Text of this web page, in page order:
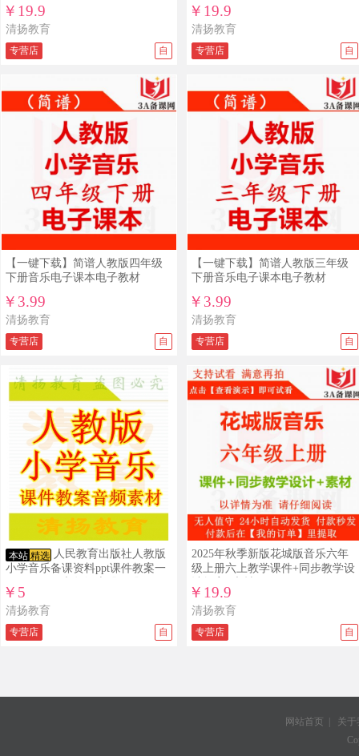
￥19.9
清扬教育
专营店 自
￥19.9
清扬教育
专营店 自
【一键下载】简谱人教版四年级
下册音乐电子课本电子教材
￥3.99
清扬教育
专营店 自
【一键下载】简谱人教版三年级
下册音乐电子课本电子教材
￥3.99
清扬教育
专营店 自
本站 精选 人民教育出版社人教版
小学音乐备课资料ppt课件教案一
￥5
清扬教育
专营店 自
查看详情 查看演示
2025年秋季新版花城版音乐六年
级上册六上教学课件+同步教学设
￥19.9
清扬教育
专营店 自
网站首页
关于